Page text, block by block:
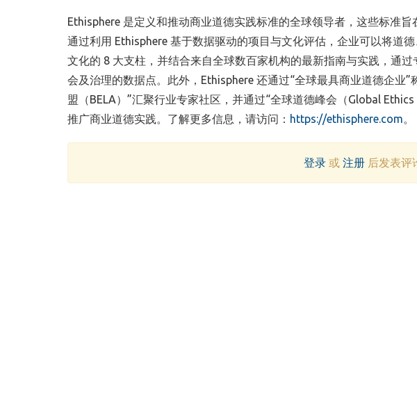
Ethisphere 是定义和推动商业道德实践标准的全球领导者，这些标准旨
通过利用 Ethisphere 基于数据驱动的项目与文化评估，企业可以将道
文化的 8 大支柱，并结合来自全球数百家机构的最新指南与实践，通
会及治理的数据点。此外，Ethisphere 还通过“全球最具商业道德企业
盟（BELA）”汇聚行业专家社区，并通过“全球道德峰会（Global
推广商业道德实践。了解更多信息，请访问： https://ethisphere.com。
登录 或注册 后发表评